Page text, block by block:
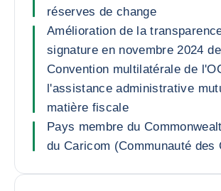
réserves de change
Amélioration de la
signature en novembre 2024
Convention multilatérale de
l'assistance administrative
matière fiscale
Pays membre du
du Caricom (Communauté des